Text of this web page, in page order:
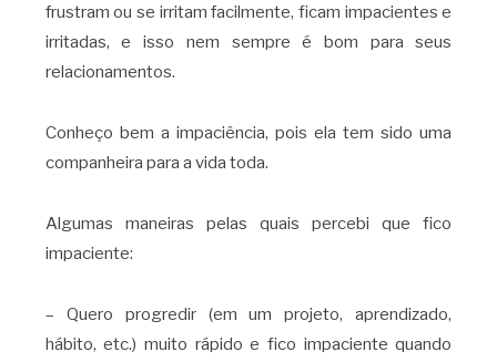
frustram ou se irritam facilmente, ficam impacientes e
irritadas, e isso nem sempre é bom para seus
relacionamentos.
Conheço bem a impaciência, pois ela tem sido uma
companheira para a vida toda.
Algumas maneiras pelas quais percebi que fico
impaciente:
– Quero progredir (em um projeto, aprendizado,
hábito, etc.) muito rápido e fico impaciente quando